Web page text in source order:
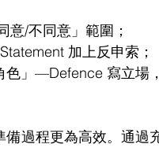
意/不同意」範圍；
加上反申索；
色」—Defence 寫立場，
過程更為高效。通過